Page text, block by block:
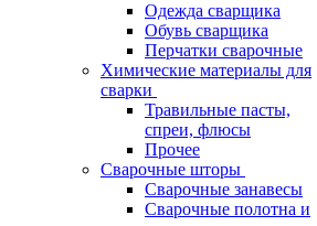
Одежда сварщика
Обувь сварщика
Перчатки сварочные
Химические материалы для
сварки
Травильные пасты,
спреи, флюсы
Прочее
Сварочные шторы
Сварочные занавесы
Сварочные полотна и